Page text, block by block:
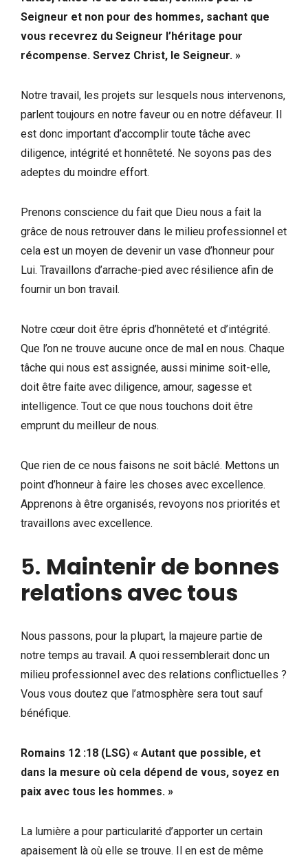
Seigneur et non pour des hommes, sachant que
vous recevrez du Seigneur l’héritage pour
récompense. Servez Christ, le Seigneur. »
Notre travail, les projets sur lesquels nous intervenons,
parlent toujours en notre faveur ou en notre défaveur. Il
est donc important d’accomplir toute tâche avec
diligence, intégrité et honnêteté. Ne soyons pas des
adeptes du moindre effort.
Prenons conscience du fait que Dieu nous a fait la
grâce de nous retrouver dans le milieu professionnel et
cela est un moyen de devenir un vase d’honneur pour
Lui. Travaillons d’arrache-pied avec résilience afin de
fournir un bon travail.
Notre cœur doit être épris d’honnêteté et d’intégrité.
Que l’on ne trouve aucune once de mal en nous. Chaque
tâche qui nous est assignée, aussi minime soit-elle,
doit être faite avec diligence, amour, sagesse et
intelligence. Tout ce que nous touchons doit être
emprunt du meilleur de nous.
Que rien de ce nous faisons ne soit bâclé. Mettons un
point d’honneur à faire les choses avec excellence.
Apprenons à être organisés, revoyons nos priorités et
travaillons avec excellence.
5. Maintenir de bonnes
relations avec tous
Nous passons, pour la plupart, la majeure partie de
notre temps au travail. A quoi ressemblerait donc un
milieu professionnel avec des relations conflictuelles ?
Vous vous doutez que l’atmosphère sera tout sauf
bénéfique.
Romains 12 :18 (LSG) « Autant que possible, et
dans la mesure où cela dépend de vous, soyez en
paix avec tous les hommes. »
La lumière a pour particularité d’apporter un certain
apaisement là où elle se trouve. Il en est de même